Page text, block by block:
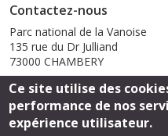
Contactez-nous
Parc national de la Vanoise
135 rue du Dr Julliand
73000 CHAMBERY
Envoyer un email
Ce site utilise des
performance de nos
expérience utilisateur.